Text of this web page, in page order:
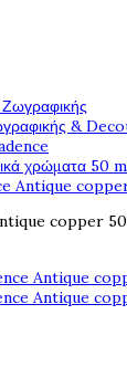
Ζωγραφικής
&
χρώματα 50
Antique